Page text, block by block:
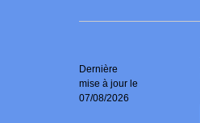
Dernière
mise à jour le
07/08/2026